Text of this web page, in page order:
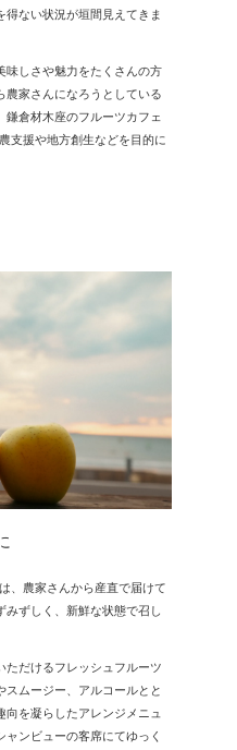
ない状況が垣間見えてきま
味しさや魅力をたくさんの方
農家さんになろうとしている
倉材木座のフルーツカフェ
支援や地方創生などを目的に
、農家さんから産直で届けて
みずしく、新鮮な状態で召し
ただけるフレッシュフルーツ
ムージー、アルコールとと
向を凝らしたアレンジメニュ
ンビューの客席にてゆっく